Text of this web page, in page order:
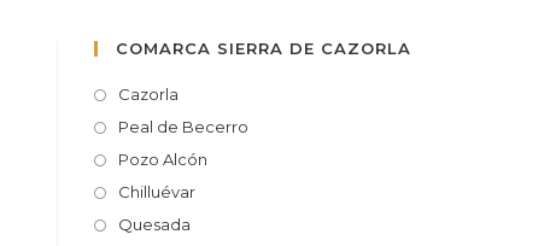
COMARCA SIERRA DE CAZORLA
Cazorla
Peal de Becerro
Pozo Alcón
Chilluévar
Quesada